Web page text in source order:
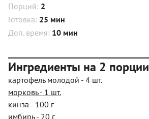
Порций: 2
Готовка: 25 мин
Доп. время: 10 мин
Ингредиенты на 2 порции
картофель молодой - 4 шт.
морковь - 1 шт.
кинза - 100 г
имбирь - 20 г